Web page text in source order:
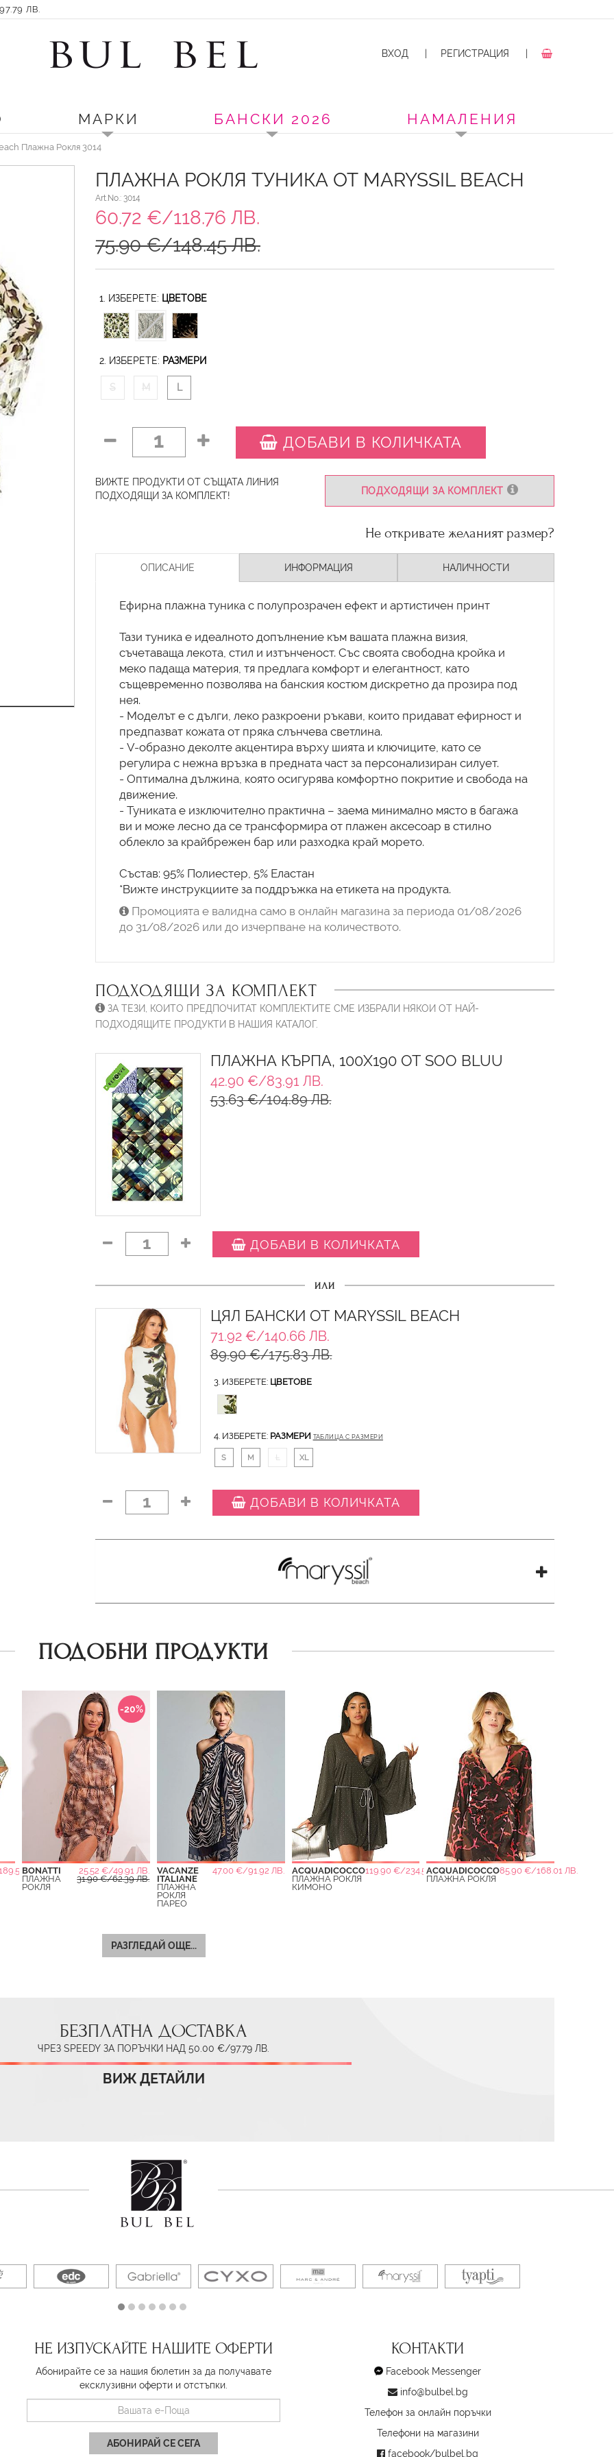
ЛВ.
ВХОД РЕГИСТРАЦИЯ
МАРКИ БАНСКИ 2026 НАМАЛЕНИЯ
Плажна Рокля 3014
ПЛАЖНА РОКЛЯ ТУНИКА ОТ MARYSSIL BEACH
Art.No.: 3014
60.72 €/118.76 ЛВ.
75.90 €/148.45 ЛВ.
1. ИЗБЕРЕТЕ: ЦВЕТОВЕ
2. ИЗБЕРЕТЕ: РАЗМЕРИ
S M L
1 ДОБАВИ В КОЛИЧКАТА
ПОДХОДЯЩИ ЗА КОМПЛЕКТ
ВИЖТЕ ПРОДУКТИ ОТ СЪЩАТА ЛИНИЯ
ПОДХОДЯЩИ ЗА КОМПЛЕКТ!
Не откривате желаният размер?
ОПИСАНИЕ ИНФОРМАЦИЯ НАЛИЧНОСТИ
Ефирна плажна туника с полупрозрачен ефект и артистичен принт
Тази туника е идеалното допълнение към вашата плажна визия,
съчетаваща лекота, стил и изтънченост. Със своята свободна кройка и
меко падаща материя, тя предлага комфорт и елегантност, като
същевременно позволява на банския костюм дискретно да прозира под
нея.
- Моделът е с дълги, леко разкроени ръкави, които придават ефирност и
предпазват кожата от пряка слънчева светлина.
- V-образно деколте акцентира върху шията и ключиците, като се
регулира с нежна връзка в предната част за персонализиран силует.
- Оптимална дължина, която осигурява комфортно покритие и свобода на
движение.
- Туниката е изключително практична – заема минимално място в багажа
ви и може лесно да се трансформира от плажен аксесоар в стилно
облекло за крайбрежен бар или разходка край морето.
Състав: 95% Полиестер, 5% Еластан
*Вижте инструкциите за поддръжка на етикета на продукта.
Промоцията е валидна само в онлайн магазина за периода 01/08/2026
до 31/08/2026 или до изчерпване на количеството.
ПОДХОДЯЩИ ЗА КОМПЛЕКТ
ЗА ТЕЗИ, КОИТО ПРЕДПОЧИТАТ КОМПЛЕКТИТЕ СМЕ ИЗБРАЛИ НЯКОИ ОТ НАЙ-
ПОДХОДЯЩИТЕ ПРОДУКТИ В НАШИЯ КАТАЛОГ.
ПЛАЖНА КЪРПА, 100X190 ОТ SOO BLUU
42.90 €/83.91 ЛВ.
53.63 €/104.89 ЛВ.
1 ДОБАВИ В КОЛИЧКАТА
ИЛИ
ЦЯЛ БАНСКИ ОТ MARYSSIL BEACH
71.92 €/140.66 ЛВ.
89.90 €/175.83 ЛВ.
3. ИЗБЕРЕТЕ: ЦВЕТОВЕ
4. ИЗБЕРЕТЕ: РАЗМЕРИ ТАБЛИЦА С РАЗМЕРИ
S M L XL
1 ДОБАВИ В КОЛИЧКАТА
ПОДОБНИ ПРОДУКТИ
ЛВ.
-20%
BONATTI
25.52 €/49.91 ЛВ.
ПЛАЖНА
РОКЛЯ
31.90 €/62.39 ЛВ.
VACANZE
ITALIANE
47.00 €/91.92 ЛВ.
ПЛАЖНА
РОКЛЯ
ПАРЕО
ACQUADICOCCO119.90 €/234.50 ЛВ.
ПЛАЖНА РОКЛЯ
КИМОНО
ACQUADICOCCO85.90 €/168.01 ЛВ.
ПЛАЖНА РОКЛЯ
РАЗГЛЕДАЙ ОЩЕ...
БЕЗПЛАТНА ДОСТАВКА
ЧРЕЗ SPEEDY ЗА ПОРЪЧКИ НАД 50.00 €/97.79 ЛВ.
ВИЖ ДЕТАЙЛИ
НЕ ИЗПУСКАЙТЕ НАШИТЕ ОФЕРТИ
Абонирайте се за нашия бюлетин за да получавате
ексклузивни оферти и отстъпки.
АБОНИРАЙ СЕ СЕГА
КОНТАКТИ
Facebook Messenger
info@bulbel.bg
Телефон за онлайн поръчки
Телефони на магазини
facebook/bulbel.bg